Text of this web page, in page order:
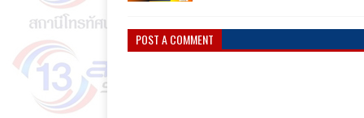
POST A COMMENT